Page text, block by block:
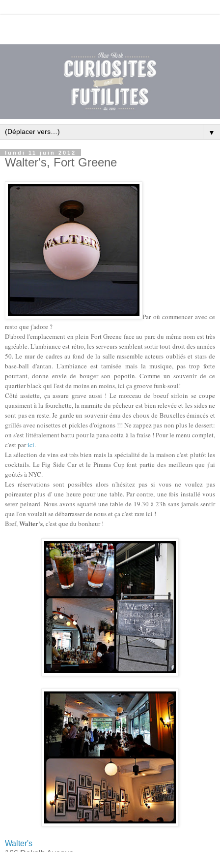
▼
lundi 11 juin 2012
Walter's, Fort Greene
Par où commencer avec ce
resto que j'adore ?
D'abord l'emplacement en plein Fort Greene face au parc du même nom est très
agréable. L'ambiance est rétro, les serveurs semblent sortir tout droit des années
50. Le mur de cadres au fond de la salle rassemble acteurs oubliés et stars de
base-ball d'antan. L'ambiance est tamisée mais la musique, pas trop forte
pourtant, donne envie de bouger son popotin. Comme un souvenir de ce
quartier black qui l'est de moins en moins, ici ça groove funk-soul!
Côté assiette, ça assure grave aussi ! Le morceau de boeuf sirloin se coupe
quasiment à la fourchette, la marmite du pêcheur est bien relevée et les sides ne
sont pas en reste. Je garde un souvenir ému des choux de Bruxelles émincés et
grillés avec noisettes et pickles d'oignons !!! Ne zappez pas non plus le dessert:
on s'est littéralement battu pour la pana cotta à la fraise ! Pour le menu complet,
c'est parici.
La sélection de vins est très bien mais la spécialité de la maison c'est plutôt les
cocktails. Le Fig Side Car et le Pimms Cup font partie des meilleurs que j'ai
goûtés à NYC.
Les réservations sont possibles alors n'hésitez pas si vous ne voulez pas
poireauter plus d' une heure pour une table. Par contre, une fois installé vous
serez peinard. Nous avons squatté une table de 19.30 à 23h sans jamais sentir
que l'on voulait se débarrasser de nous et ça c'est rare ici !
Bref,Walter's, c'est que du bonheur !
Walter's